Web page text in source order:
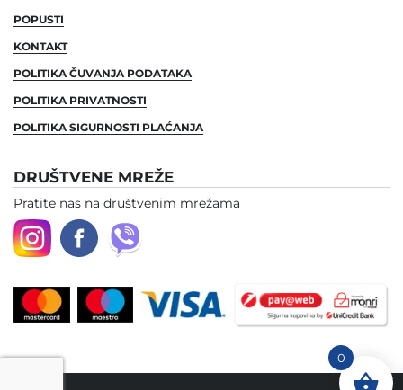
POPUSTI
KONTAKT
POLITIKA ČUVANJA PODATAKA
POLITIKA PRIVATNOSTI
POLITIKA SIGURNOSTI PLAĆANJA
DRUŠTVENE MREŽE
Pratite nas na društvenim mrežama
0